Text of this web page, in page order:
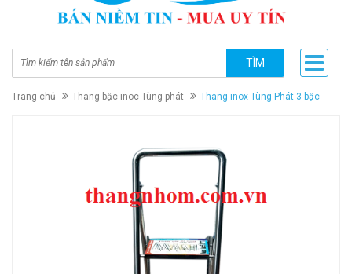
TÌM
Trang chủ Thang bậc inoc Tùng phát Thang inox Tùng Phát 3 bậc